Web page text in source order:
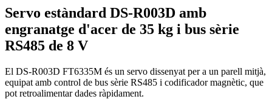
Servo estàndard DS-R003D amb
engranatge d'acer de 35 kg i bus sèrie
RS485 de 8 V
El DS-R003D FT6335M és un servo dissenyat per a un parell mitjà,
equipat amb control de bus sèrie RS485 i codificador magnètic, que
pot retroalimentar dades ràpidament.